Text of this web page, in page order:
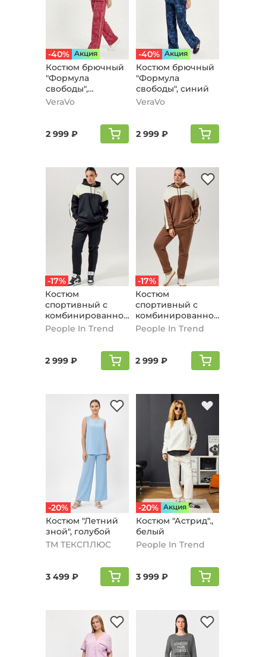
-40% Aкция
Костюм брючный
"Формула
свободы",
бордовый
VeraVo
2 999 ₽
-40% Aкция
Костюм брючный
"Формула
свободы", синий
VeraVo
2 999 ₽
-17%
Костюм
спортивный с
комбинированной
вставкой, черный
People In Trend
2 999 ₽
-17%
Костюм
спортивный с
комбинированной
вставкой,
кофейный
People In Trend
2 999 ₽
-20%
Костюм "Летний
зной", голубой
ТМ ТЕКСПЛЮС
3 499 ₽
-20% Aкция
Костюм "Астрид".,
белый
People In Trend
3 999 ₽